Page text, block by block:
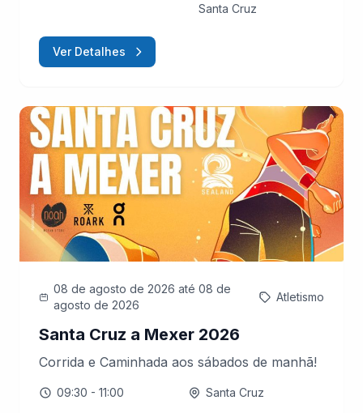
Santa Cruz
Ver Detalhes
08 de agosto de 2026 até 08 de
agosto de 2026
Atletismo
Santa Cruz a Mexer 2026
Corrida e Caminhada aos sábados de manhã!
09:30 - 11:00 Santa Cruz